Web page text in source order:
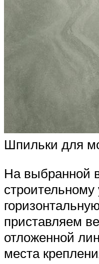
Шпильки для
На выбранной
приставляем
отложенной
места